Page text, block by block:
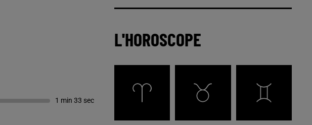
1 min 33 sec
L'HOROSCOPE